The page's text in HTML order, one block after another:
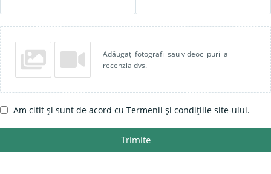
Adăugați fotografii sau videoclipuri la
recenzia dvs.
Am citit și sunt de acord cu Termenii și condițiile site-ului.
Trimite